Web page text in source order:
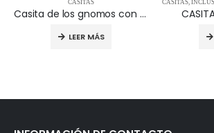
CASITAS
Casita de los gnomos con tobogán 04.11.233
LEER MÁS
CASITAS